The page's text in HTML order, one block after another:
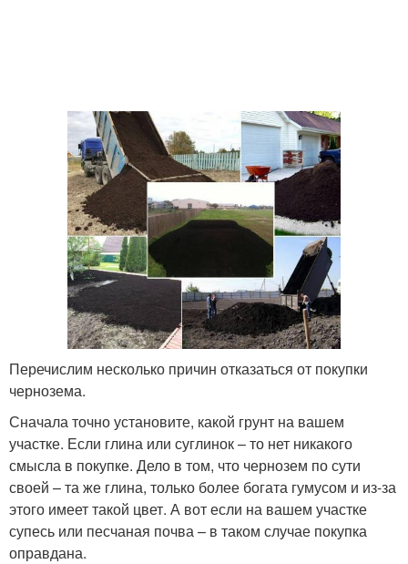
Перечислим несколько причин отказаться от покупки
чернозема.
Сначала точно установите, какой грунт на вашем
участке. Если глина или суглинок – то нет никакого
смысла в покупке. Дело в том, что чернозем по сути
своей – та же глина, только более богата гумусом и из-за
этого имеет такой цвет. А вот если на вашем участке
супесь или песчаная почва – в таком случае покупка
оправдана.